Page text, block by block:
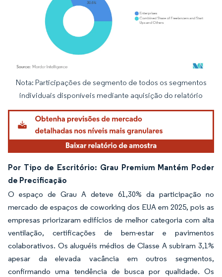
Imagem © Mordor Intelligence. O reuso requer atribuição conforme CC BY 4.0.
Nota: Participações de segmento de todos os segmentos
individuais disponíveis mediante aquisição do relatório
Por Tipo de Escritório: Grau Premium Mantém Poder
de Precificação
O espaço de Grau A deteve 61,30% da participação no
mercado de espaços de coworking dos EUA em 2025, pois as
empresas priorizaram edifícios de melhor categoria com alta
ventilação, certificações de bem-estar e pavimentos
colaborativos. Os aluguéis médios de Classe A subiram 3,1%
apesar da elevada vacância em outros segmentos,
confirmando uma tendência de busca por qualidade. Os